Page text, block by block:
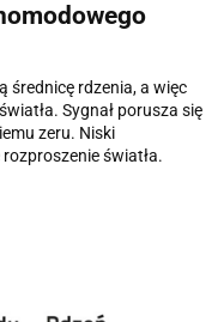
średnicę rdzenia, a więc
Sygnał porusza się
zeru. Niski
światła.